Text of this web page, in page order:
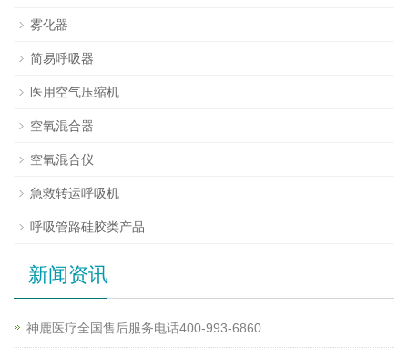
雾化器
简易呼吸器
医用空气压缩机
空氧混合器
空氧混合仪
急救转运呼吸机
呼吸管路硅胶类产品
新闻资讯
神鹿医疗全国售后服务电话400-993-6860